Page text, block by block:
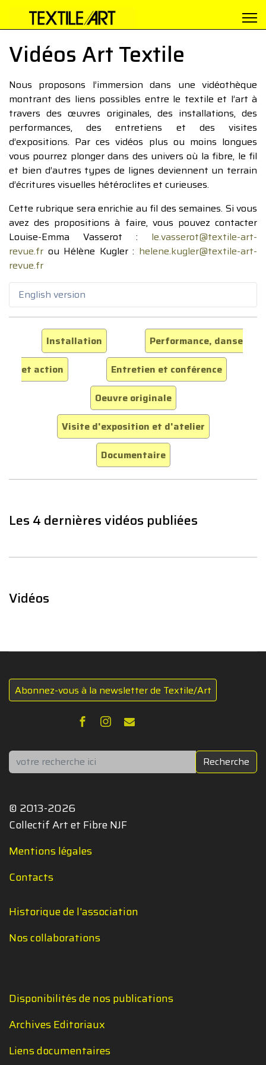
Vidéos Art Textile
Nous proposons l’immersion dans une vidéothèque
montrant des liens possibles entre le textile et l’art à
travers des œuvres originales, des installations, des
performances, des entretiens et des visites
d’expositions. Par ces vidéos plus ou moins longues
vous pourrez plonger dans des univers où la fibre, le fil
et bien d’autres types de lignes deviennent un terrain
d’écritures visuelles hétéroclites et curieuses.
Cette rubrique sera enrichie au fil des semaines. Si vous
avez des propositions à faire, vous pouvez contacter
Louise-Emma Vasserot : le.vasserot@textile-art-
revue.fr ou Hélène Kugler : helene.kugler@textile-art-
revue.fr
English version
Installation
Performance, danse
et action
Entretien et conférence
Oeuvre originale
Visite d'exposition et d'atelier
Documentaire
Les 4 dernières vidéos publiées
Vidéos
Abonnez-vous à la newsletter de Textile/Art
Rechercher Recherche
© 2013-2026
Collectif Art et Fibre NJF
Mentions légales
Contacts
Historique de l'association
Nos collaborations
Disponibilités de nos publications
Archives Editoriaux
Liens documentaires